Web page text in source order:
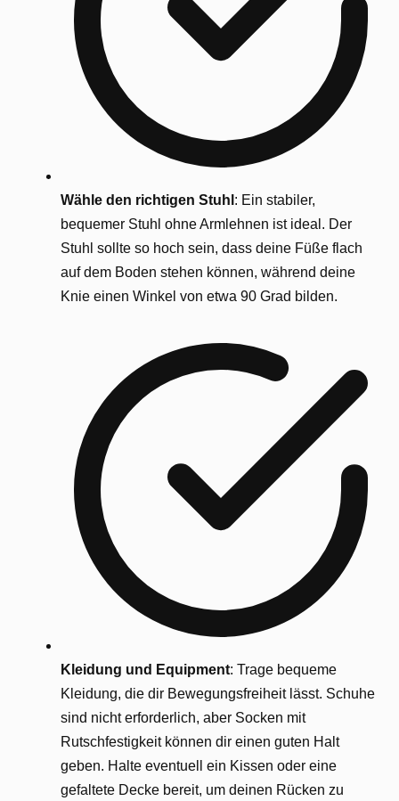
Wähle den richtigen Stuhl : Ein stabiler,
bequemer Stuhl ohne Armlehnen ist ideal. Der
Stuhl sollte so hoch sein, dass deine Füße flach
auf dem Boden stehen können, während deine
Knie einen Winkel von etwa 90 Grad bilden.
Kleidung und Equipment: Trage bequeme
Kleidung, die dir Bewegungsfreiheit lässt. Schuhe
sind nicht erforderlich, aber Socken mit
Rutschfestigkeit können dir einen guten Halt
geben. Halte eventuell ein Kissen oder eine
gefaltete Decke bereit, um deinen Rücken zu